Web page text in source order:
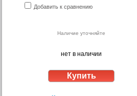
Добавить к сравнению
Наличие уточняйте
нет в наличии